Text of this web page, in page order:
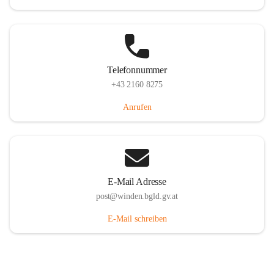
Telefonnummer
+43 2160 8275
Anrufen
E-Mail Adresse
post@winden.bgld.gv.at
E-Mail schreiben